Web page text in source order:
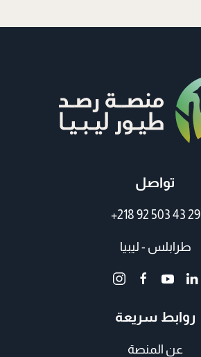
تواصل
+218 92 503 43 29
طرابلس - ليبيا
روابط سريعة
عن المنصة